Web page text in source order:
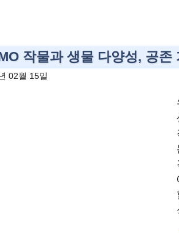
작물과 생물 다양성, 공존
02월 15일